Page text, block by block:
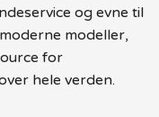
og evne til
modeller,
for
hele verden.